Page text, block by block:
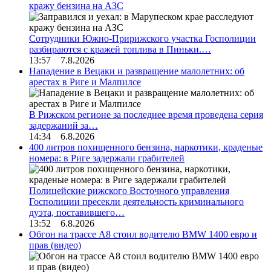
кражу бензина на АЗС
Сотрудники Южно-Пририжского участка Госполиции
разбираются с кражей топлива в Пиньки.…
13:57 7.8.2026
Нападение в Вецаки и развращение малолетних: об
арестах в Риге и Малпилсе
В Рижском регионе за последнее время проведена серия
задержаний за…
14:34 6.8.2026
400 литров похищенного бензина, наркотики, краденые
номера: в Риге задержали грабителей
Полицейские рижского Восточного управления
Госполиции пресекли деятельность криминального
дуэта, поставившего…
13:52 6.8.2026
Обгон на трассе А8 стоил водителю BMW 1400 евро и
прав (видео)